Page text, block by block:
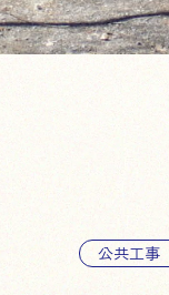
公共工事